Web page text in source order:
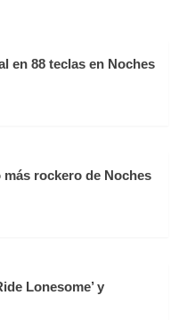
en 88 teclas en Noches
rockero de Noches
Lonesome’ y